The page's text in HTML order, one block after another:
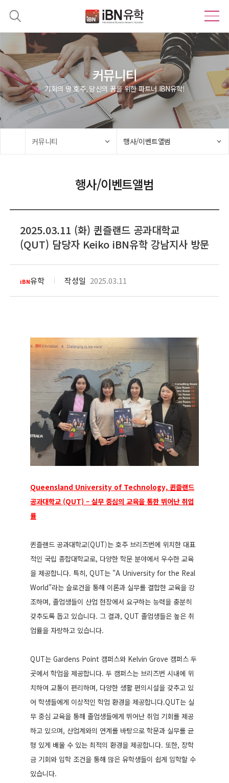
커뮤니티
기회의 땅 호주, 당신의 꿈을 위한 파트너 IBN유학!
커뮤니티 행사/이벤트앨범
행사/이벤트앨범
2025.03.11 (화) 퀸즐랜드 공과대학교
(QUT) 담당자 Keiko iBN유학 강남지사 방문
iBN유학 작성일 2025.03.11
Queensland University of Technology, 퀸즐랜드
공과대학교 (QUT) – 실무 중심의 교육을 통한 뛰어난 취업
률
퀸즐랜드 공과대학교(QUT)는 호주 브리즈번에 위치한 대표
적인 국립 종합대학교로, 다양한 학문 분야에서 우수한 교육
을 제공합니다. 특히, QUT는 "A University for the Real
World"라는 슬로건을 통해 이론과 실무를 결합한 교육을 강
조하며, 졸업생들이 산업 현장에서 요구하는 능력을 충분히
갖추도록 돕고 있습니다. 그 결과, QUT 졸업생들은 높은 취
업률을 자랑하고 있습니다.
QUT는 Gardens Point 캠퍼스와 Kelvin Grove 캠퍼스 두
곳에서 학업을 제공합니다. 두 캠퍼스는 브리즈번 시내에 위
치하여 교통이 편리하며, 다양한 생활 편의시설을 갖추고 있
어 학생들에게 이상적인 학업 환경을 제공합니다.QUT는 실
무 중심 교육을 통해 졸업생들에게 뛰어난 취업 기회를 제공
하고 있으며, 산업계와의 연계를 바탕으로 학문과 실무를 균
형 있게 배울 수 있는 최적의 환경을 제공합니다. 또한, 장학
금 기회와 입학 조건을 통해 많은 유학생들이 쉽게 입학할 수
있습니다.